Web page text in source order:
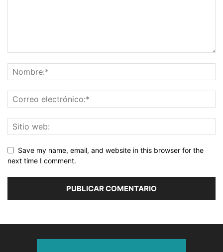
Save my name, email, and website in this browser for the
next time I comment.